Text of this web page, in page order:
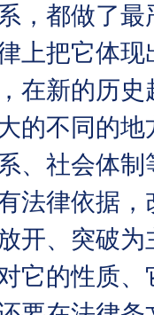
，都做了
上把它体
在新的历
的不同的
、社会体
法律依据
开、突破
它的性质